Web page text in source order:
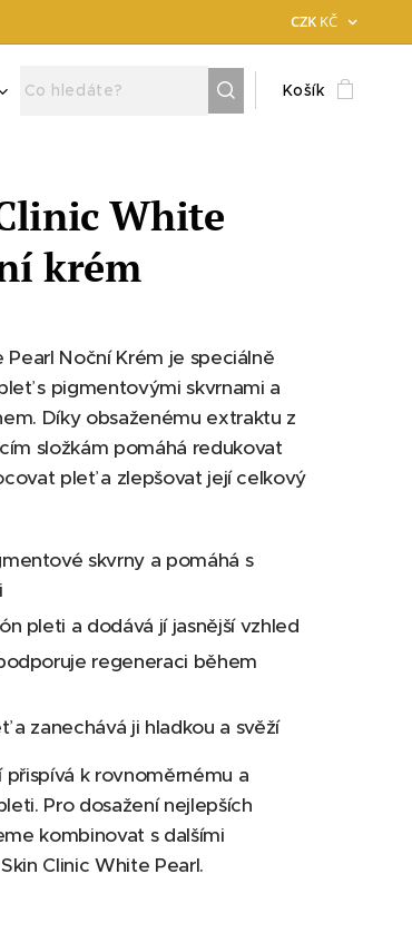
CZK KČ
Košík
White
krém
Pearl Noční Krém je speciálně
s pigmentovými skvrnami a
Díky obsaženému extraktu z
složkám pomáhá redukovat
pleť a zlepšovat její celkový
skvrny a pomáhá s
pleti a dodává jí jasnější vzhled
regeneraci během
a zanechává ji hladkou a svěží
přispívá k rovnoměrnému a
Pro dosažení nejlepších
kombinovat s dalšími
Clinic White Pearl.